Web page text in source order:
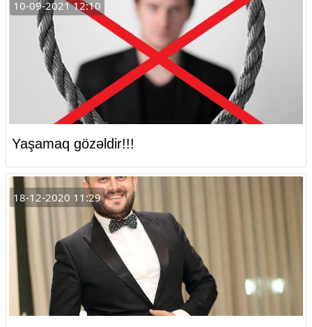
10-09-2021 12:10
Yaşamaq gözəldir!!!
18-12-2020 11:29